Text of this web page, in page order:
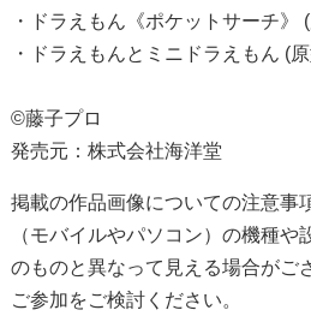
・ドラえもん《ポケットサーチ》
・ドラえもんとミニドラえもん (
©藤子プロ
発売元：株式会社海洋堂
掲載の作品画像についての注意事
（モバイルやパソコン）の機種や
のものと異なって見える場合がご
ご参加をご検討ください。